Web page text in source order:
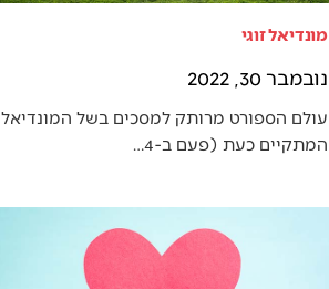
מונדיאל זוגי
נובמבר 30, 2022
עולם הספורט מרותק למסכים בשל המונדיאל
המתקיים כעת (פעם ב-4…